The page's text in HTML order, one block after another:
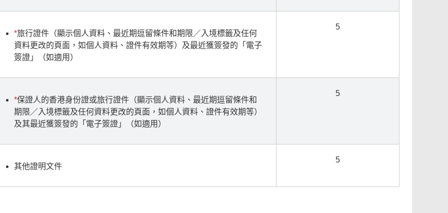
*旅行證件（顯示個人資料、最近期逗留條件和期限／入境標籤及任何
資料更改的頁面，如個人資料、證件有效期等）及最近獲簽發的「電子
簽證」（如適用）
5
*保證人的香港身份證或旅行證件（顯示個人資料、最近期逗留條件和
期限／入境標籤及任何資料更改的頁面，如個人資料、證件有效期等）
及其最近獲簽發的「電子簽證」（如適用）
5
其他證明文件
5